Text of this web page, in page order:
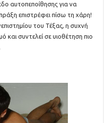
αυτοπεποίθησης για να
επιστρέφει πίσω τη χάρη!
του Τέξας, η συχνή
και συντελεί σε υιοθέτηση πιο